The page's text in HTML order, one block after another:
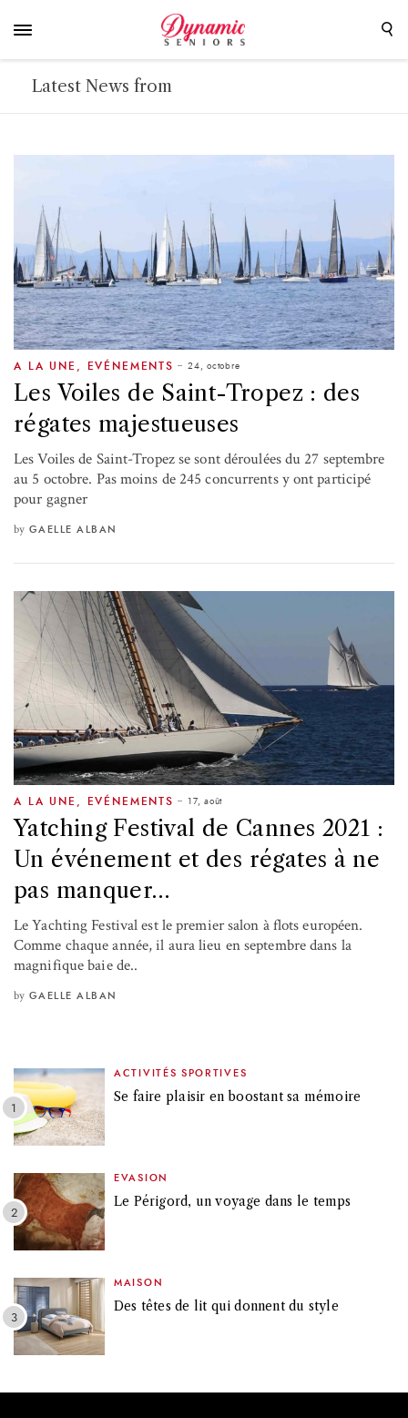
Latest News from
A LA UNE EVÉNEMENTS 24, octobre
Les Voiles de Saint-Tropez : des
régates majestueuses
Les Voiles de Saint-Tropez se sont déroulées du 27 septembre
au 5 octobre. Pas moins de 245 concurrents y ont participé
pour gagner
by GAELLE ALBAN
A LA UNE EVÉNEMENTS 17, août
Yatching Festival de Cannes 2021 :
Un événement et des régates à ne
pas manquer…
Le Yachting Festival est le premier salon à flots européen.
Comme chaque année, il aura lieu en septembre dans la
magnifique baie de..
by GAELLE ALBAN
ACTIVITÉS SPORTIVES
Se faire plaisir en boostant sa mémoire
EVASION
Le Périgord, un voyage dans le temps
MAISON
Des têtes de lit qui donnent du style